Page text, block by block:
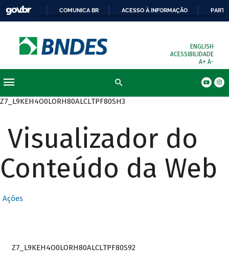
COMUNICA BR ACESSO À INFORMAÇÃO
ENGLISH
ACESSIBILIDADE
A+ A-
Z7_L9KEH4O0LORH80ALCLTPF80SH3
Visualizador do
Conteúdo da Web
Ações
Z7_L9KEH4O0LORH80ALCLTPF80S92